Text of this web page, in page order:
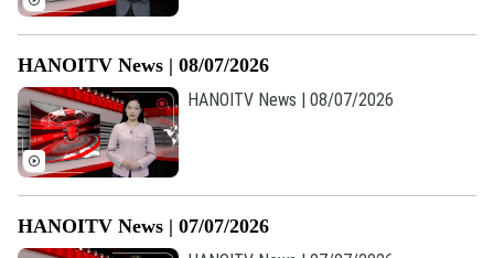
HANOITV News | 08/07/2026
HANOITV News | 08/07/2026
HANOITV News | 07/07/2026